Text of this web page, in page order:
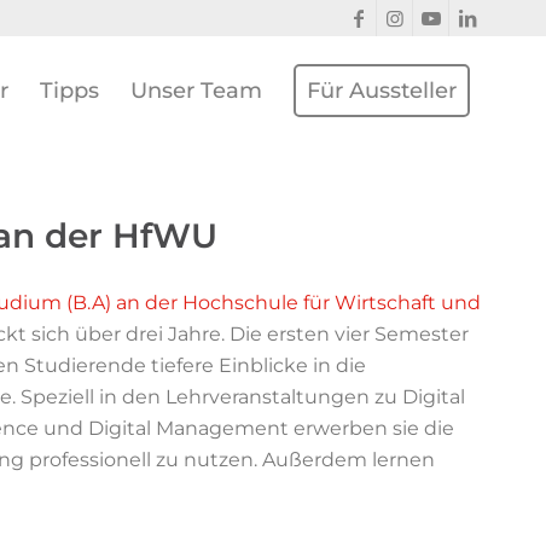
Tipps Unser Team Für Aussteller
der HfWU
(B.A) an der Hochschule für Wirtschaft und
sich über drei Jahre. Die ersten vier Semester
Studierende tiefere Einblicke in die
in den Lehrveranstaltungen zu Digital
und Digital Management erwerben sie die
professionell zu nutzen. Außerdem lernen